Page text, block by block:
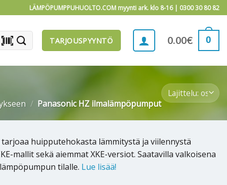
LÄMPÖPUMPPUHUOLTO.COM myynti ark. klo 8-16 | 0300 30 80 82
barcode_scanner TARJOUSPYYNTÖ 0.00€ 0
/ Panasonic HZ ilmalämpöpumput
huipputehokasta lämmitystä ja viilennystä
mallit sekä aiemmat XKE-versiot. Saatavilla valkoisena
tilalle. Lue lisää!